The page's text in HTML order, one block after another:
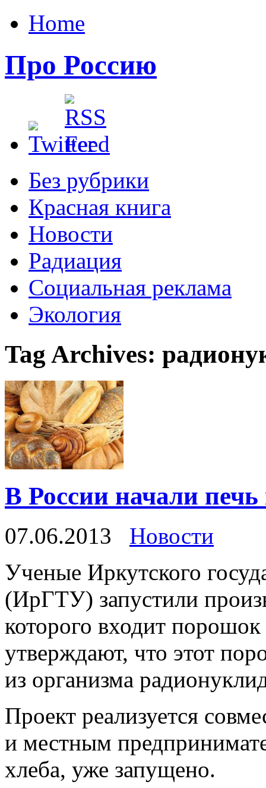
Home
Про Россию
Без рубрики
Красная книга
Новости
Радиация
Социальная реклама
Экология
Tag Archives:
В России начали
07.06.2013
Новости
Ученые Иркутского
(ИрГТУ) запустили
которого входит
утверждают, что этот
из организма
Проект реализуется
и местным
хлеба, уже запущено.